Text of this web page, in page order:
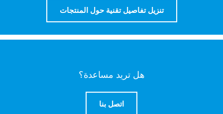
تنزيل تفاصيل تقنية حول المنتجات
هل تريد مساعدة؟
اتصل بنا